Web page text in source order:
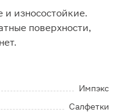
и износостойкие.
поверхности,
Импэкс
Салфетки